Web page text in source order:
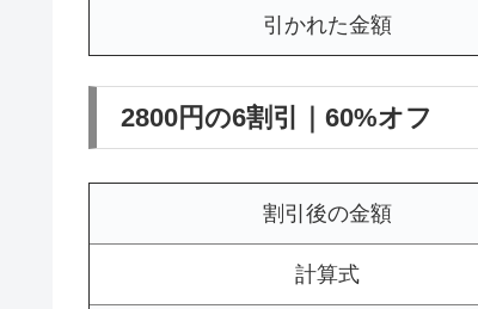
引かれた金額
2800円の6割引｜60%オフ
割引後の金額
計算式